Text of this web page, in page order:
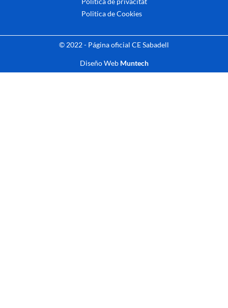
Politica de Cookies
© 2022 - Página oficial CE Sabadell
Diseño Web Muntech